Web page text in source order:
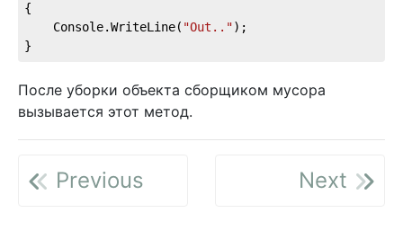
{
    Console.WriteLine(
"Out..");
}
После уборки объекта сборщиком мусора
вызывается этот метод.
Previous Next